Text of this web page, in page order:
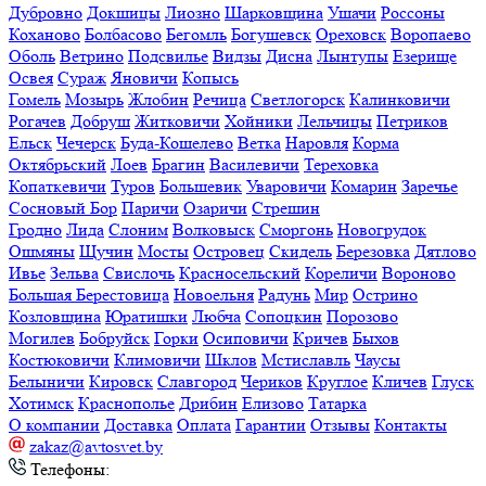
Дубровно Докшицы Лиозно Шарковщина Ушачи Россоны
Коханово Болбасово Бегомль Богушевск Ореховск Воропаево
Оболь Ветрино Подсвилье Видзы Дисна Лынтупы Езерище
Освея Сураж Яновичи Копысь
Гомель Мозырь Жлобин Речица Светлогорск Калинковичи
Рогачев Добруш Житковичи Хойники Лельчицы Петриков
Ельск Чечерск Буда-Кошелево Ветка Наровля Корма
Октябрьский Лоев Брагин Василевичи Тереховка
Копаткевичи Туров Большевик Уваровичи Комарин Заречье
Сосновый Бор Паричи Озаричи Стрешин
Гродно Лида Слоним Волковыск Сморгонь Новогрудок
Ошмяны Щучин Мосты Островец Скидель Березовка Дятлово
Ивье Зельва Свислочь Красносельский Кореличи Вороново
Большая Берестовица Новоельня Радунь Мир Острино
Козловщина Юратишки Любча Сопоцкин Порозово
Могилев Бобруйск Горки Осиповичи Кричев Быхов
Костюковичи Климовичи Шклов Мстиславль Чаусы
Белыничи Кировск Славгород Чериков Круглое Кличев Глуск
Хотимск Краснополье Дрибин Елизово Татарка
О компании Доставка Оплата Гарантии Отзывы Контакты
zakaz@avtosvet.by
Телефоны: